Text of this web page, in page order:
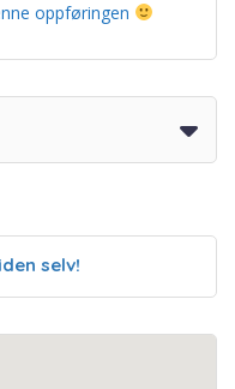
oppføringen
selv!